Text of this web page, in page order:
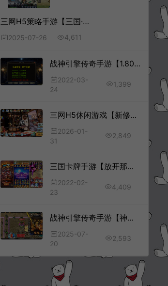
三网H5策略手游【三国·兵临天下代金券内购修复版】7月最新整理Linux手工服务端+管理后台+CDK授权后台+简易安卓客户端+详细搭建教程+视频教程
2025-07-26 4,611
战神引擎传奇手游【1.80铁血金牛】3月最新整理Win半手工服务端+GM授权后台+安卓
2022-03-
24
1,399
三网H5休闲游戏【新修狗地铁逃生H5】1月最新整理Linux手工服务端+Win一键服务端+解压即玩+简易安卓客户端+详细搭建教程
2026-01-
31
2,849
三国卡牌手游【放开那三国合体版】2月最新整理Linux手工服务端+本地注册验证+清包+GM授权后台+双端
2022-02-
23
4,409
战神引擎传奇手游【神州复古三职业】7月最新整理Win一键服务端+安卓苹果双端+GM授权后台+详细搭建教程
2025-07-
20
2,593